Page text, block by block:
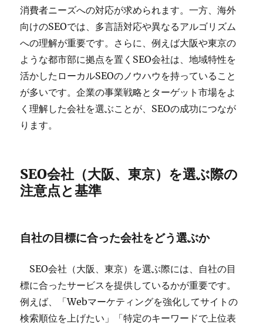
消費者ニーズへの対応が求められます。一方、海外
向けのSEOでは、多言語対応や異なるアルゴリズム
への理解が重要です。さらに、例えば大阪や東京の
ような都市部に拠点を置くSEO会社は、地域特性を
活かしたローカルSEOのノウハウを持っていること
が多いです。企業の事業戦略とターゲット市場をよ
く理解した会社を選ぶことが、SEOの成功につなが
ります。
SEO会社（大阪、東京）を選ぶ際の
注意点と基準
自社の目標に合った会社をどう選ぶか
SEO会社（大阪、東京）を選ぶ際には、自社の目
標に合ったサービスを提供しているかが重要です。
例えば、「Webマーケティングを強化してサイトの
検索順位を上げたい」「特定のキーワードで上位表